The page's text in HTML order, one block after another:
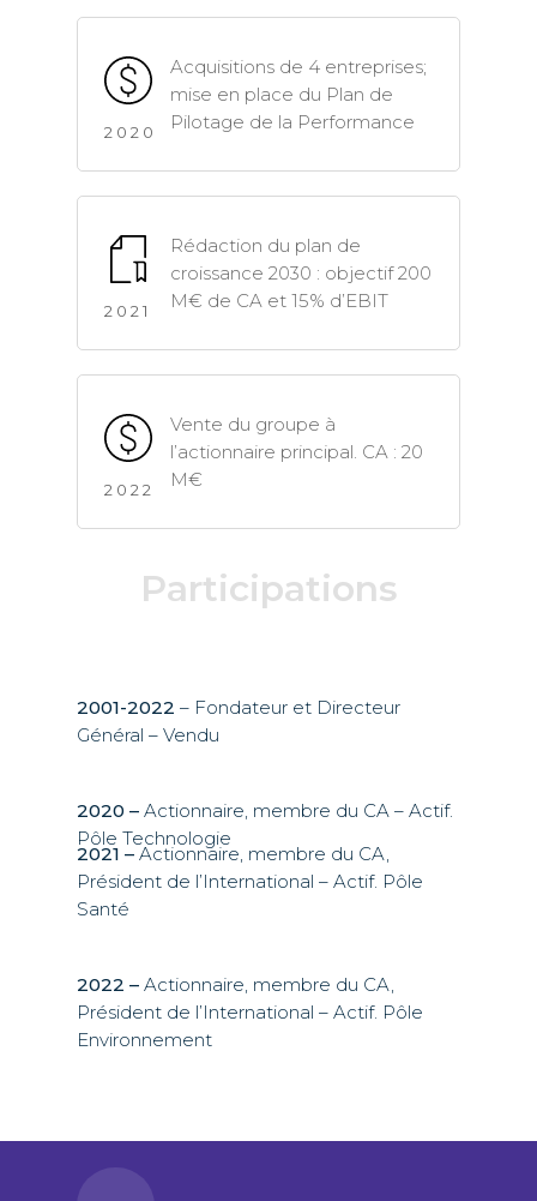
2020
Acquisitions de 4 entreprises;
mise en place du Plan de
Pilotage de la Performance
2021
Rédaction du plan de
croissance 2030 : objectif 200
M€ de CA et 15% d’EBIT
2022
Vente du groupe à
l’actionnaire principal. CA : 20
M€
Participations
2001-2022 – Fondateur et Directeur
Général – Vendu
2020 – Actionnaire, membre du CA – Actif.
Pôle Technologie
2021 – Actionnaire, membre du CA,
Président de l’International – Actif. Pôle
Santé
2022 – Actionnaire, membre du CA,
Président de l’International – Actif. Pôle
Environnement